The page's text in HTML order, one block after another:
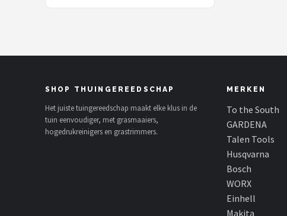
SHOP THUINGEREEDSCHAP
Het juiste tuingereedschap maakt elke klus in de
tuin eenvoudiger, met grasmaaiers,
hogedrukreinigers en grastrimmers.
MERKEN
To the South
GARDENA
Talen Tools
Husqvarna
Bosch
WORX
Einhell
Makita